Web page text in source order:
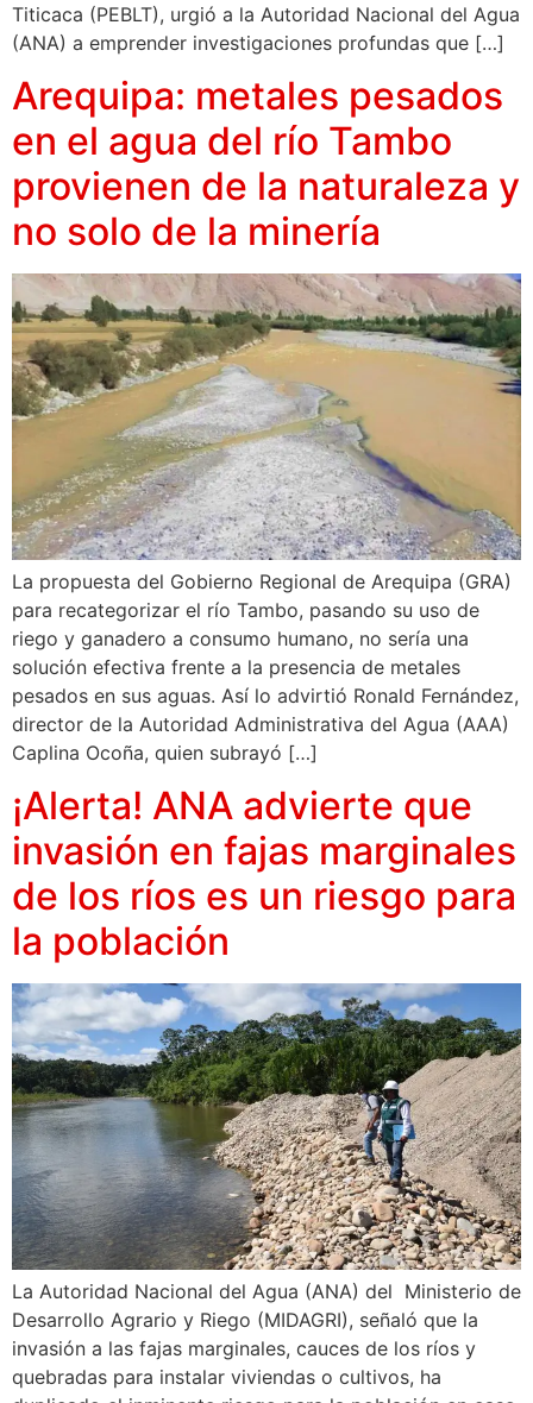
Titicaca (PEBLT), urgió a la Autoridad Nacional del Agua
(ANA) a emprender investigaciones profundas que […]
Arequipa: metales pesados
en el agua del río Tambo
provienen de la naturaleza y
no solo de la minería
La propuesta del Gobierno Regional de Arequipa (GRA)
para recategorizar el río Tambo, pasando su uso de
riego y ganadero a consumo humano, no sería una
solución efectiva frente a la presencia de metales
pesados en sus aguas. Así lo advirtió Ronald Fernández,
director de la Autoridad Administrativa del Agua (AAA)
Caplina Ocoña, quien subrayó […]
¡Alerta! ANA advierte que
invasión en fajas marginales
de los ríos es un riesgo para
la población
La Autoridad Nacional del Agua (ANA) del Ministerio de
Desarrollo Agrario y Riego (MIDAGRI), señaló que la
invasión a las fajas marginales, cauces de los ríos y
quebradas para instalar viviendas o cultivos, ha